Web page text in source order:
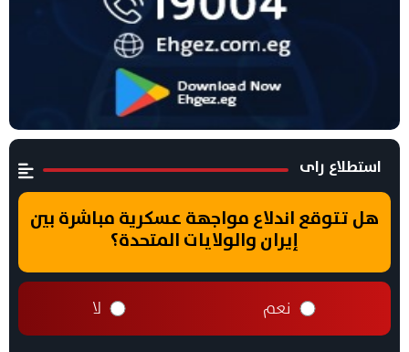
استطلاع راى
هل تتوقع اندلاع مواجهة عسكرية مباشرة بين
إيران والولايات المتحدة؟
نعم لا